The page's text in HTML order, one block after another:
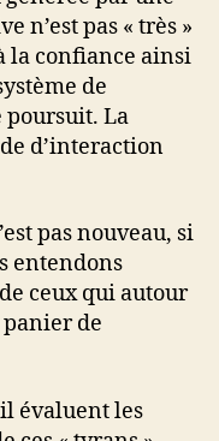
n’est pas « très »
la confiance ainsi
de
poursuit. La
d’interaction
pas nouveau, si
entendons
ceux qui autour
de
évaluent les